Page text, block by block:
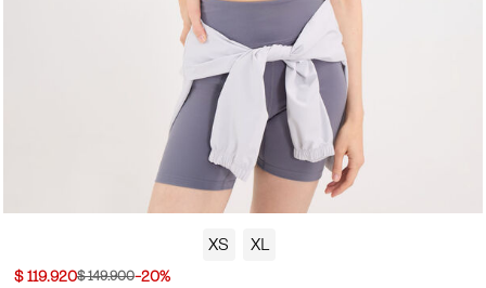
XS XL
$ 119.920$ 149.900-20%